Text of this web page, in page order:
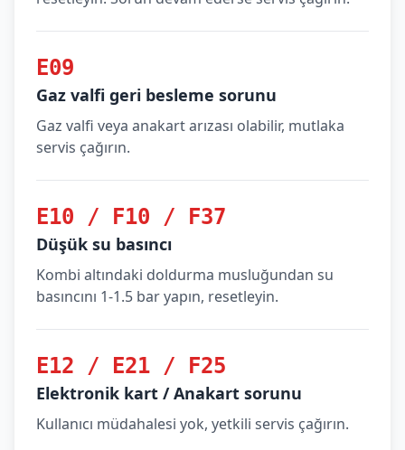
E09
Gaz valfi geri besleme sorunu
Gaz valfi veya anakart arızası olabilir, mutlaka
servis çağırın.
E10 / F10 / F37
Düşük su basıncı
Kombi altındaki doldurma musluğundan su
basıncını 1-1.5 bar yapın, resetleyin.
E12 / E21 / F25
Elektronik kart / Anakart sorunu
Kullanıcı müdahalesi yok, yetkili servis çağırın.